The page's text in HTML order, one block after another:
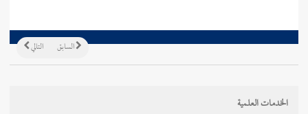
التالي السابق
الخدمات العلمية